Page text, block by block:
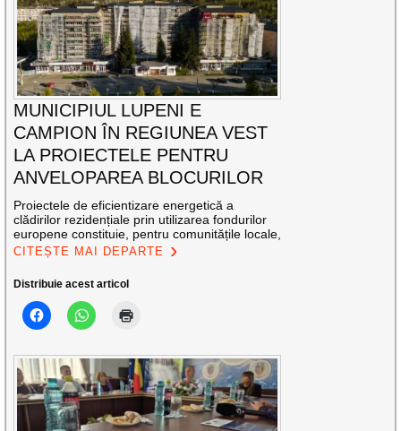
MUNICIPIUL LUPENI E
CAMPION ÎN REGIUNEA VEST
LA PROIECTELE PENTRU
ANVELOPAREA BLOCURILOR
Proiectele de eficientizare energetică a
clădirilor rezidențiale prin utilizarea fondurilor
europene constituie, pentru comunitățile locale,
CITEȘTE MAI DEPARTE
Distribuie acest articol